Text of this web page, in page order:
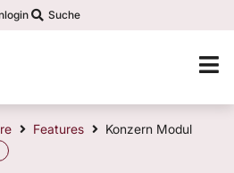
Suche
Features Konzern Modul